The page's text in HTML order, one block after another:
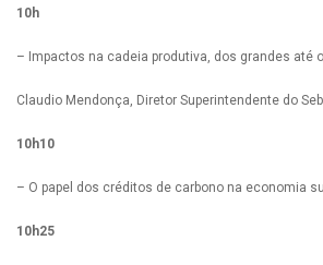
10h
– Impactos na cadeia produtiva, dos grandes até
Claudio Mendonça, Diretor Superintendente do
10h10
– O papel dos créditos de carbono na economia
10h25